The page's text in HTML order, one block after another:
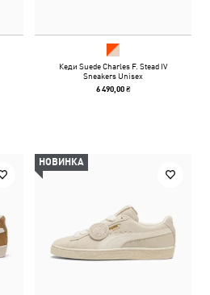
Кеди Suede Charles F. Stead IV
Sneakers Unisex
6 490,00 ₴
НОВИНКА